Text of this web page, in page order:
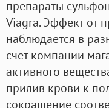
препараты
Viagra. Эффект от
наблюдается в
счет компании
активного
прилив крови к
сокращение